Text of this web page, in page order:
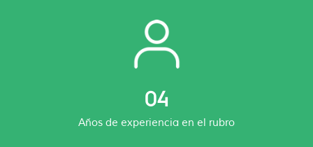
04
Años de experiencia en el rubro